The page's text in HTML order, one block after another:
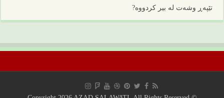
تێپەڕ وشەت لە بیر کردووە?